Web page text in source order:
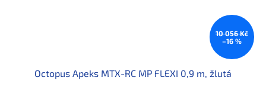
10 056 Kč
–16 %
Octopus Apeks MTX-RC MP FLEXI 0,9 m, žlutá